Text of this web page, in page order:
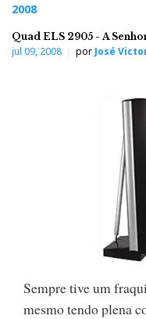
2008
Quad ELS 2905 - A
jul 09, 2008 por José
Sempre tive um
mesmo tendo plena